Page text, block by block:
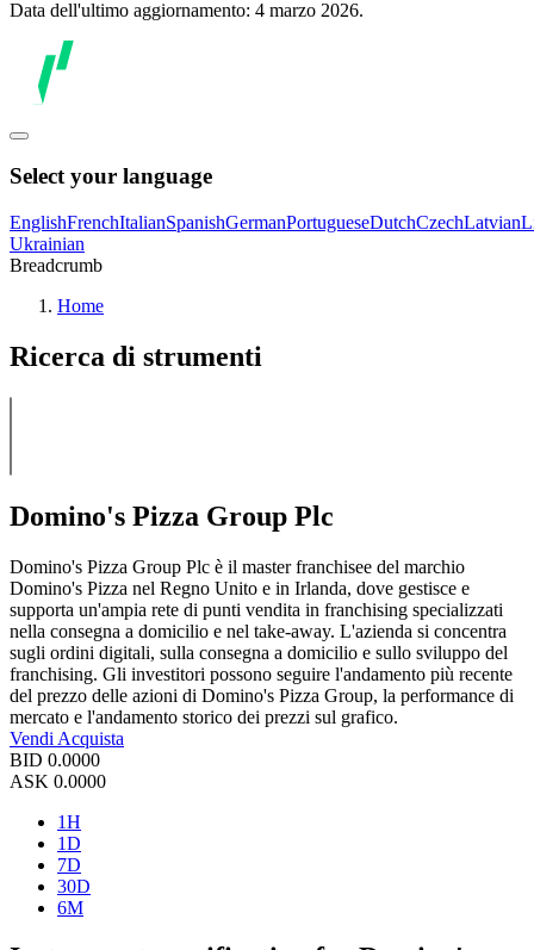
Data dell'ultimo aggiornamento: 4 marzo 2026.
Select your language
EnglishFrenchItalianSpanishGermanPortugueseDutchCzechLatvian
Ukrainian
Breadcrumb
Home
Ricerca di strumenti
Domino's Pizza Group Plc
Domino's Pizza Group Plc è il master franchisee del marchio
Domino's Pizza nel Regno Unito e in Irlanda, dove gestisce e
supporta un'ampia rete di punti vendita in franchising specializzati
nella consegna a domicilio e nel take-away. L'azienda si concentra
sugli ordini digitali, sulla consegna a domicilio e sullo sviluppo del
franchising. Gli investitori possono seguire l'andamento più recente
del prezzo delle azioni di Domino's Pizza Group, la performance di
mercato e l'andamento storico dei prezzi sul grafico.
Vendi Acquista
BID 0.0000
ASK 0.0000
1H
1D
7D
30D
6M